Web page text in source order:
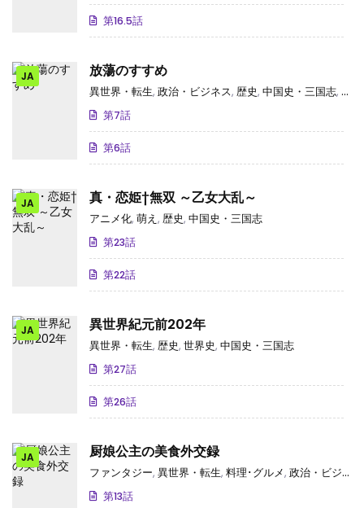
第16.5話
JA 放蕩のすすめ
異世界・転生, 政治・ビジネス, 歴史, 中国史・三国志, フ
第7話
第6話
JA 真・恋姫†無双 ～乙女大乱～
アニメ化, 萌え, 歴史, 中国史・三国志
第23話
第22話
JA 異世界紀元前202年
異世界・転生, 歴史, 世界史, 中国史・三国志
第27話
第26話
JA 厨娘公主の美食外交録
ファンタジー, 異世界・転生, 料理･グルメ, 政治・ビジネス
第13話